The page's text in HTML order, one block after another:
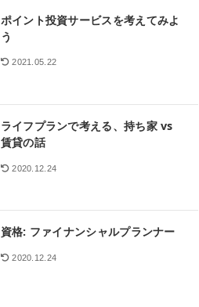
ポイント投資サービスを考えてみよ
う
2021.05.22
ライフプランで考える、持ち家 vs
賃貸の話
2020.12.24
資格: ファイナンシャルプランナー
2020.12.24